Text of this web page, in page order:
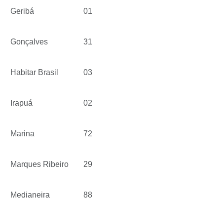
Geribá 01
Gonçalves 31
Habitar Brasil 03
Irapuá 02
Marina 72
Marques Ribeiro 29
Medianeira 88